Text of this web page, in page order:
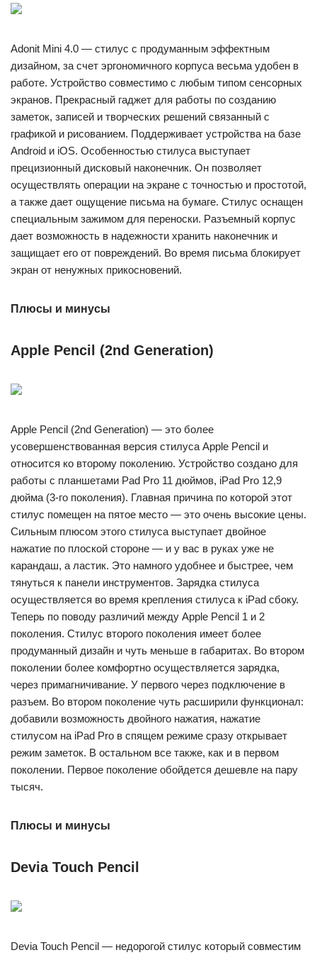
Adonit Mini 4.0 — стилус с продуманным эффектным
дизайном, за счет эргономичного корпуса весьма удобен в
работе. Устройство совместимо с любым типом сенсорных
экранов. Прекрасный гаджет для работы по созданию
заметок, записей и творческих решений связанный с
графикой и рисованием. Поддерживает устройства на базе
Android и iOS. Особенностью стилуса выступает
прецизионный дисковый наконечник. Он позволяет
осуществлять операции на экране с точностью и простотой,
а также дает ощущение письма на бумаге. Стилус оснащен
специальным зажимом для переноски. Разъемный корпус
дает возможность в надежности хранить наконечник и
защищает его от повреждений. Во время письма блокирует
экран от ненужных прикосновений.
Плюсы и минусы
Apple Pencil (2nd Generation)
Apple Pencil (2nd Generation) — это более
усовершенствованная версия стилуса Apple Pencil и
относится ко второму поколению. Устройство создано для
работы с планшетами Pad Pro 11 дюймов, iPad Pro 12,9
дюйма (3‑го поколения). Главная причина по которой этот
стилус помещен на пятое место — это очень высокие цены.
Сильным плюсом этого стилуса выступает двойное
нажатие по плоской стороне — и у вас в руках уже не
карандаш, а ластик. Это намного удобнее и быстрее, чем
тянуться к панели инструментов. Зарядка стилуса
осуществляется во время крепления стилуса к iPad сбоку.
Теперь по поводу различий между Apple Pencil 1 и 2
поколения. Стилус второго поколения имеет более
продуманный дизайн и чуть меньше в габаритах. Во втором
поколении более комфортно осуществляется зарядка,
через примагничивание. У первого через подключение в
разъем. Во втором поколение чуть расширили функционал:
добавили возможность двойного нажатия, нажатие
стилусом на iPad Pro в спящем режиме сразу открывает
режим заметок. В остальном все также, как и в первом
поколении. Первое поколение обойдется дешевле на пару
тысяч.
Плюсы и минусы
Devia Touch Pencil
Devia Touch Pencil — недорогой стилус который совместим